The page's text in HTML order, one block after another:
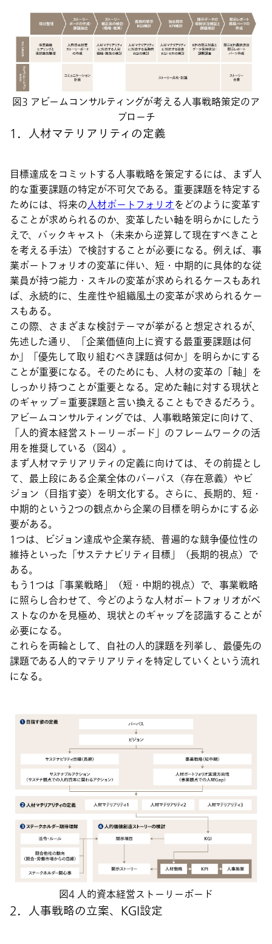
図3 アビームコンサルティングが考える人事戦略策定のア
プローチ
1．人材マテリアリティの定義
目標達成をコミットする人事戦略を策定するには、まず人
的な重要課題の特定が不可欠である。重要課題を特定する
ためには、将来の人材ポートフォリオをどのように変革す
ることが求められるのか、変革したい軸を明らかにしたう
えで、バックキャスト（未来から逆算して現在すべきこと
を考える手法）で検討することが必要になる。例えば、事
業ポートフォリオの変革に伴い、短・中期的に具体的な従
業員が持つ能力・スキルの変革が求められるケースもあれ
ば、永続的に、生産性や組織風土の変革が求められるケー
スもある。
この際、さまざまな検討テーマが挙がると想定されるが、
先述した通り、「企業価値向上に資する最重要課題は何
か」「優先して取り組むべき課題は何か」を明らかにする
ことが重要になる。そのためにも、人材の変革の「軸」を
しっかり持つことが重要となる。定めた軸に対する現状と
のギャップ＝重要課題と言い換えることもできるだろう。
アビームコンサルティングでは、人事戦略策定に向けて、
「人的資本経営ストーリーボード」のフレームワークの活
用を推奨している（図4）。
まず人材マテリアリティの定義に向けては、その前提とし
て、最上段にある企業全体のパーパス（存在意義）やビ
ジョン（目指す姿）を明文化する。さらに、長期的、短・
中期的という2つの観点から企業の目標を明らかにする必
要がある。
1つは、ビジョン達成や企業存続、普遍的な競争優位性の
維持といった「サステナビリティ目標」（長期的視点）で
ある。
もう1つは「事業戦略」（短・中期的視点）で、事業戦略
に照らし合わせて、今どのような人材ポートフォリオがベ
ストなのかを見極め、現状とのギャップを認識することが
必要になる。
これらを両輪として、自社の人的課題を列挙し、最優先の
課題である人的マテリアリティを特定していくという流れ
になる。
図4 人的資本経営ストーリーボード
2．人事戦略の立案、KGI設定